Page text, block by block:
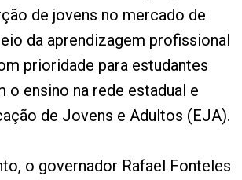
de jovens no mercado de
da aprendizagem profissional
prioridade para estudantes
o ensino na rede estadual e
de Jovens e Adultos (EJA).
o governador Rafael Fonteles